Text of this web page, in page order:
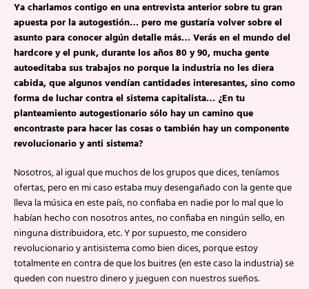
Ya charlamos contigo en una entrevista anterior sobre tu gran
apuesta por la autogestión… pero me gustaría volver sobre el
asunto para conocer algún detalle más… Verás en el mundo del
hardcore y el punk, durante los años 80 y 90, mucha gente
autoeditaba sus trabajos no porque la industria no les diera
cabida, que algunos vendían cantidades interesantes, sino como
forma de luchar contra el sistema capitalista… ¿En tu
planteamiento autogestionario sólo hay un camino que
encontraste para hacer las cosas o también hay un componente
revolucionario y anti sistema?
Nosotros, al igual que muchos de los grupos que dices, teníamos
ofertas, pero en mi caso estaba muy desengañado con la gente que
lleva la música en este país, no confiaba en nadie por lo mal que lo
habían hecho con nosotros antes, no confiaba en ningún sello, en
ninguna distribuidora, etc. Y por supuesto, me considero
revolucionario y antisistema como bien dices, porque estoy
totalmente en contra de que los buitres (en este caso la industria) se
queden con nuestro dinero y jueguen con nuestros sueños.